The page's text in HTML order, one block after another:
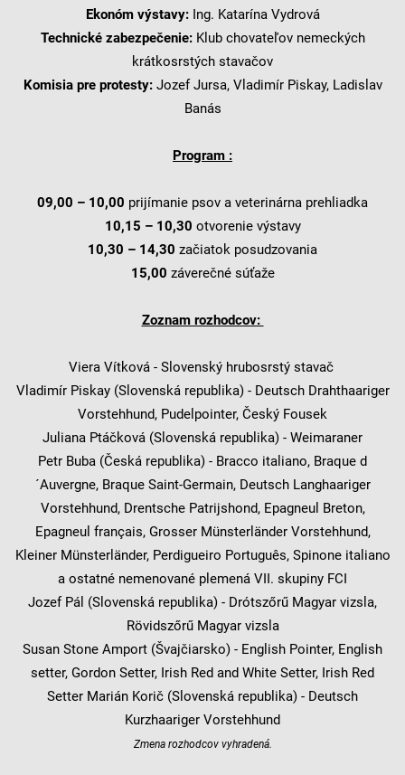
Ekonóm výstavy:Ing. Katarína Vydrová
Technické zabezpečenie:Klub chovateľov nemeckých
krátkosrstých stavačov
Komisia pre protesty:Jozef Jursa, Vladimír Piskay, Ladislav
Banás
Program :
09,00 – 10,00 prijímanie psov a veterinárna prehliadka
10,15 – 10,30 otvorenie výstavy
10,30 – 14,30 začiatok posudzovania
15,00 záverečné súťaže
Zoznam rozhodcov:
Viera Vítková - Slovenský hrubosrstý stavač
Vladimír Piskay (Slovenská republika) - Deutsch Drahthaariger
Vorstehhund, Pudelpointer, Český Fousek
Juliana Ptáčková (Slovenská republika) - Weimaraner
Petr Buba (Česká republika) - Bracco italiano, Braque d
´Auvergne, Braque Saint-Germain, Deutsch Langhaariger
Vorstehhund, Drentsche Patrijshond, Epagneul Breton,
Epagneul français, Grosser Münsterländer Vorstehhund,
Kleiner Münsterländer, Perdigueiro Português, Spinone italiano
a ostatné nemenované plemená VII. skupiny FCI
Jozef Pál (Slovenská republika) - Drótszőrű Magyar vizsla,
Rövidszőrű Magyar vizsla
Susan Stone Amport (Švajčiarsko) - English Pointer, English
setter, Gordon Setter, Irish Red and White Setter, Irish Red
Setter Marián Korič (Slovenská republika) - Deutsch
Kurzhaariger Vorstehhund
Zmena rozhodcov vyhradená.